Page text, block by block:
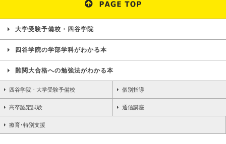
大学受験予備校・四谷学院
四谷学院の学部学科がわかる本
難関大合格への勉強法がわかる本
四谷学院 - 大学受験予備校 個別指導
高卒認定試験 通信講座
療育･特別支援